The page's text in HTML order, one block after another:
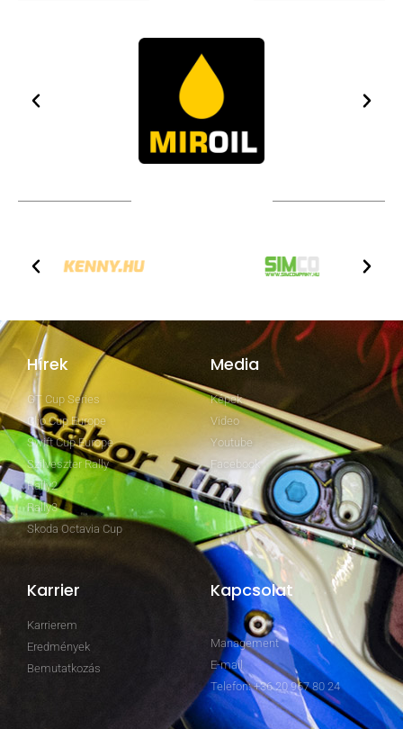
Hírek
GT Cup Series
Clio Cup Europe
Swift Cup Europe
Szilveszter Rally
Rally2
Rally3
Skoda Octavia Cup
Media
Képek
Video
Youtube
Facebook
Karrier
Karrierem
Eredmények
Bemutatkozás
Kapcsolat
Management
E-mail
Telefon: +36 20 967 80 24